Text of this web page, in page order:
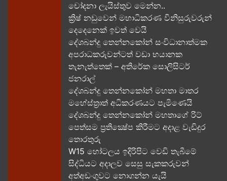
චෝදනා ලැයිස්තුව මෙන්න​..
ක්‍රිෂ් නඩුවෙන් මහාධිකරණ විනිසුරුවරුන්
දෙදෙනෙක් ඉවත් වෙයි
දේශබන්දු තෙන්නකෝන් සංවිධානාත්මක
අපරාධකරුවන්ටත් වඩා භයානක
තැනැත්තෙක් – අතිරේක සොලිසිටර්
ජනරාල්
දේශබන්දු තෙන්නකෝන් මහතා මාතර
මහේස්ත්‍රාත් අධිකරණයට පැමිණෙයි
දේශබන්දු තෙන්නකෝන් මහතාගේ රිට්
පෙත්සම ප්‍රතික්‍ෂේප කිරීමට අදාළ වැඩිදුර
තොරතුරු
W15 හෝටලය ඉදිරිපිට වෙඩි තැබීමේ
සිද්ධියට අදාලව​ සෙසු සැකකරුවන්
අත්අඩංගුවට නොගන්න යැයි